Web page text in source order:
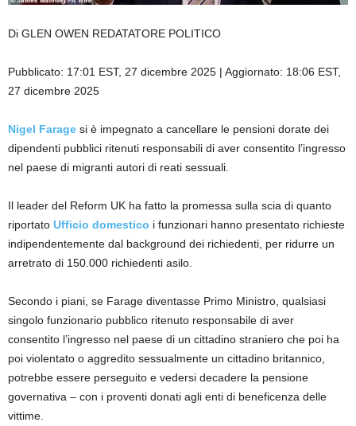
Di GLEN OWEN REDATATORE POLITICO
Pubblicato: 17:01 EST, 27 dicembre 2025 | Aggiornato: 18:06 EST,
27 dicembre 2025
Nigel Farage si è impegnato a cancellare le pensioni dorate dei
dipendenti pubblici ritenuti responsabili di aver consentito l’ingresso
nel paese di migranti autori di reati sessuali.
Il leader del Reform UK ha fatto la promessa sulla scia di quanto
riportato Ufficio domestico i funzionari hanno presentato richieste
indipendentemente dal background dei richiedenti, per ridurre un
arretrato di 150.000 richiedenti asilo.
Secondo i piani, se Farage diventasse Primo Ministro, qualsiasi
singolo funzionario pubblico ritenuto responsabile di aver
consentito l’ingresso nel paese di un cittadino straniero che poi ha
poi violentato o aggredito sessualmente un cittadino britannico,
potrebbe essere perseguito e vedersi decadere la pensione
governativa – con i proventi donati agli enti di beneficenza delle
vittime.